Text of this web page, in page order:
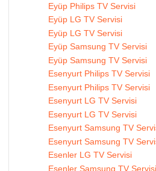
Eyüp Philips TV Servisi
Eyüp LG TV Servisi
Eyüp LG TV Servisi
Eyüp Samsung TV Servisi
Eyüp Samsung TV Servisi
Esenyurt Philips TV Servisi
Esenyurt Philips TV Servisi
Esenyurt LG TV Servisi
Esenyurt LG TV Servisi
Esenyurt Samsung TV
Esenyurt Samsung TV
Esenler LG TV Servisi
Esenler Samsung TV Servisi